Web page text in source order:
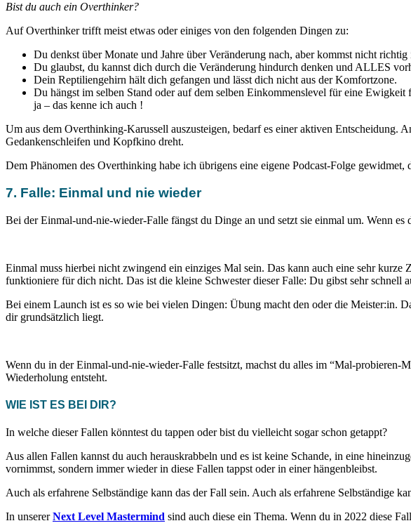
Bist du auch ein Overthinker?
Auf Overthinker trifft meist etwas oder einiges von den folgenden Dingen zu:
Du denkst über Monate und Jahre über Veränderung nach, aber kommst nicht richtig
Du glaubst, du kannst dich durch die Veränderung hindurch denken und ALLES
Dein Reptiliengehirn hält dich gefangen und lässt dich nicht aus der Komfortzone.
Du hängst im selben Stand oder auf dem selben Einkommenslevel für eine
ja – das kenne ich auch !
Um aus dem Overthinking-Karussell auszusteigen, bedarf es einer aktiven Entscheidung.
Gedankenschleifen und Kopfkino dreht.
Dem Phänomen des Overthinking habe ich übrigens eine eigene Podcast-Folge gewidmet,
7. Falle: Einmal und nie wieder
Bei der Einmal-und-nie-wieder-Falle fängst du Dinge an und setzt sie einmal um. Wenn
Einmal muss hierbei nicht zwingend ein einziges Mal sein. Das kann auch eine sehr
funktioniere für dich nicht. Das ist die kleine Schwester dieser Falle: Du gibst sehr schnell
Bei einem Launch ist es so wie bei vielen Dingen: Übung macht den oder die Meister:in.
dir grundsätzlich liegt.
Wenn du in der Einmal-und-nie-wieder-Falle festsitzt, machst du alles im “Mal-probieren-
Wiederholung entsteht.
WIE IST ES BEI DIR?
In welche dieser Fallen könntest du tappen oder bist du vielleicht sogar schon getappt?
Aus allen Fallen kannst du auch herauskrabbeln und es ist keine Schande, in eine
vornimmst, sondern immer wieder in diese Fallen tappst oder in einer hängenbleibst.
Auch als erfahrene Selbständige kann das der Fall sein. Auch als erfahrene Selbständige
In unsererNext Level Mastermind sind auch diese ein Thema. Wenn du in 2022 diese